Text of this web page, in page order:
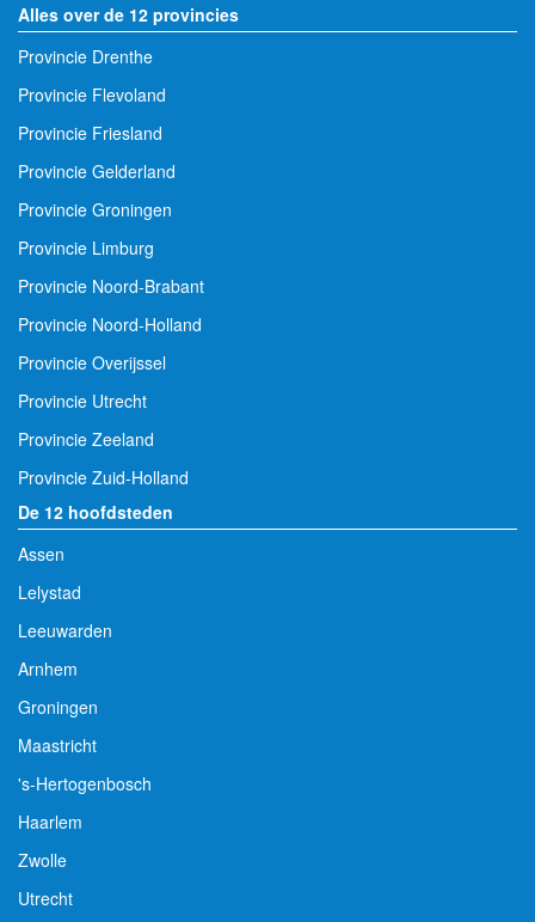
Alles over de 12 provincies
Provincie Drenthe
Provincie Flevoland
Provincie Friesland
Provincie Gelderland
Provincie Groningen
Provincie Limburg
Provincie Noord-Brabant
Provincie Noord-Holland
Provincie Overijssel
Provincie Utrecht
Provincie Zeeland
Provincie Zuid-Holland
De 12 hoofdsteden
Assen
Lelystad
Leeuwarden
Arnhem
Groningen
Maastricht
's-Hertogenbosch
Haarlem
Zwolle
Utrecht